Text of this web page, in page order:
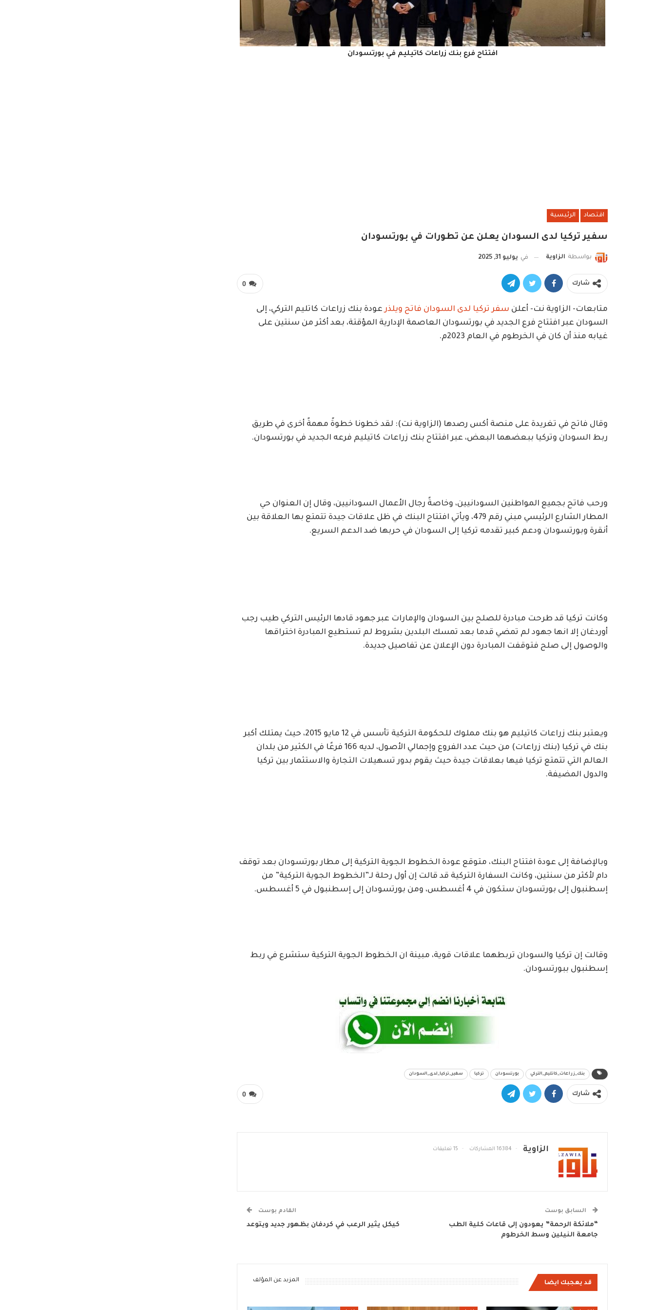
افتتاح فرع بنك زراعات كاتيليم في بورتسودان
اقتصاد الرئيسية
سفير تركيا لدى السودان يعلن عن تطورات في بورتسودان
بواسطة الزاوية في يوليو 31, 2025
0 شارك
متابعات- الزاوية نت- أعلن سفر تركيا لدى السودان فاتح ويلذرعودة بنك زراعات كاتليم التركي، إلى
السودان عبر افتتاح فرع الجديد في بورتسودان العاصمة الإدارية المؤقتة، بعد أكثر من سنتين على
غيابه منذ أن كان في الخرطوم في العام 2023م.
وقال فاتح في تغريدة على منصة أكس رصدها (الزاوية نت): لقد خطونا خطوةً مهمةً أخرى في طريق
ربط السودان وتركيا ببعضهما البعض، عبر افتتاح بنك زراعات كاتيليم فرعه الجديد في بورتسودان.
ورحب فاتح بجميع المواطنين السودانيين، وخاصةً رجال الأعمال السودانيين، وقال إن العنوان حي
المطار الشارع الرئيسي مبني رقم 479، ويأتي افتتاح البنك في ظل علاقات جيدة تتمتع بها العلاقة بين
أنقرة وبورتسودان ودعم كبير تقدمه تركيا إلى السودان في حربها ضد الدعم السريع.
وكانت تركيا قد طرحت مبادرة للصلح بين السودان والإمارات عبر جهود قادها الرئيس التركي طيب رجب
أوردغان إلا انها جهود لم تمضي قدما بعد تمسك البلدين بشروط لم تستطيع المبادرة اختراقها
والوصول إلى صلح فتوقفت المبادرة دون الإعلان عن تفاصيل جديدة.
ويعتبر بنك زراعات كاتيليم هو بنك مملوك للحكومة التركية تأسس في 12 مايو 2015، حيث يمتلك أكبر
بنك في تركيا (بنك زراعات) من حيث عدد الفروع وإجمالي الأصول، لديه 166 فرعًا في الكثير من بلدان
العالم التي تتمتع تركيا فيها بعلاقات جيدة حيث يقوم بدور تسهيلات التجارة والاستثمار بين تركيا
والدول المضيفة.
وبالإضافة إلى عودة افتتاح البنك، متوقع عودة الخطوط الجوية التركية إلى مطار بورتسودان بعد توقف
دام لأكثر من سنتين، وكانت السفارة التركية قد قالت إن أول رحلة لـ”الخطوط الجوية التركية” من
إسطنبول إلى بورتسودان ستكون في 4 أغسطس، ومن بورتسودان إلى إسطنبول في 5 أغسطس.
وقالت إن تركيا والسودان تربطهما علاقات قوية، مبينة ان الخطوط الجوية التركية ستشرع في ربط
إسطنبول ببورتسودان.
بنك_زراعات_كاتليم_التركي بورتسودان تركيا سفير_تركيا_لدى_السودان
0 شارك
الزاوية 16384 المشاركات 15 تعليقات
السابق بوست
“ملائكة الرحمة” يعودون إلى قاعات كلية الطب
جامعة النيلين وسط الخرطوم
القادم بوست
كيكل يثير الرعب في كردفان بظهور جديد ويتوعد
قد يعجبك ايضا المزيد عن المؤلف